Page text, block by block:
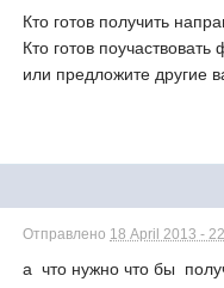
Кто готов получить
Кто готов
или предложите другие
Отправлено 18 April 2013 -
а что нужно что бы